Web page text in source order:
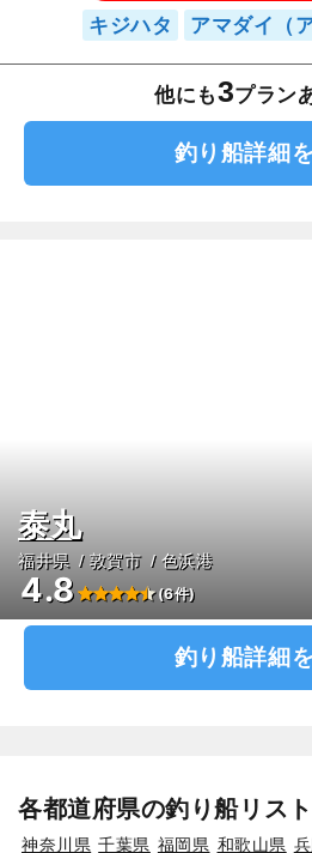
キジハタ アマダイ（
他にも3プラン
釣り船詳細
泰丸
福井県 敦賀市 色浜港
4.8 (6件)
釣り船詳細
各都道府県の釣り船リスト
神奈川県 千葉県 福岡県 和歌山県